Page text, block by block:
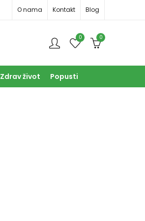
O nama Kontakt Blog
0 0
Zdrav život Popusti